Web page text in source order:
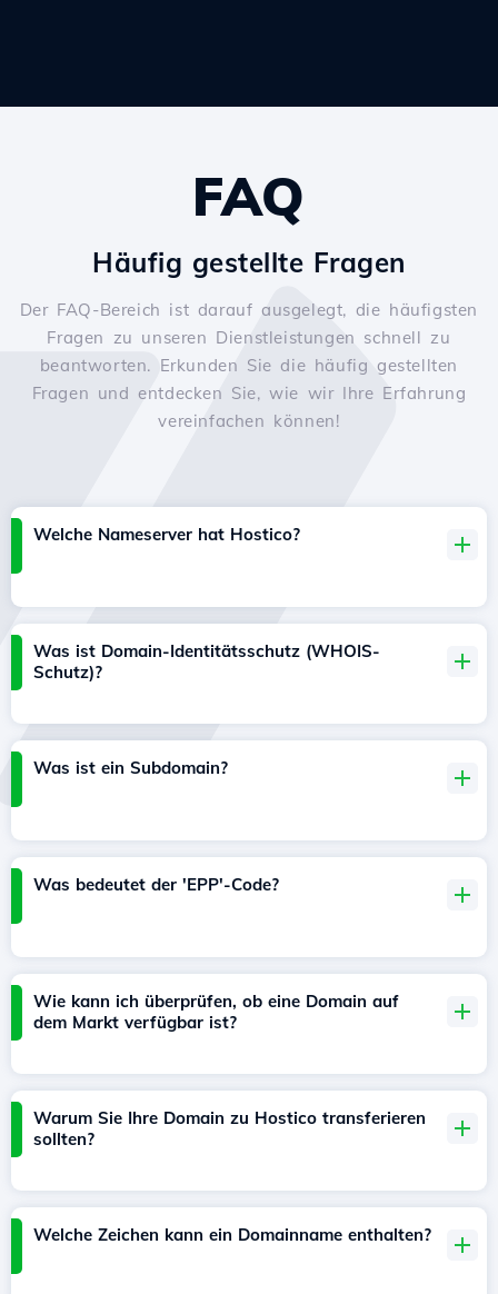
FAQ
Häufig gestellte Fragen
Der FAQ-Bereich ist darauf ausgelegt, die häufigsten
Fragen zu unseren Dienstleistungen schnell zu
beantworten. Erkunden Sie die häufig gestellten
Fragen und entdecken Sie, wie wir Ihre Erfahrung
vereinfachen können!
Welche Nameserver hat Hostico?
Was ist Domain-Identitätsschutz (WHOIS-
Schutz)?
Was ist ein Subdomain?
Was bedeutet der 'EPP'-Code?
Wie kann ich überprüfen, ob eine Domain auf
dem Markt verfügbar ist?
Warum Sie Ihre Domain zu Hostico transferieren
sollten?
Welche Zeichen kann ein Domainname enthalten?